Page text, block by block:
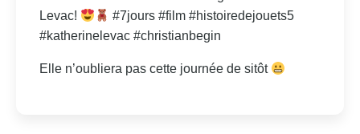
Levac!
#7jours #film #histoiredejouets5
#katherinelevac #christianbegin
Elle n’oubliera pas cette journée de sitôt